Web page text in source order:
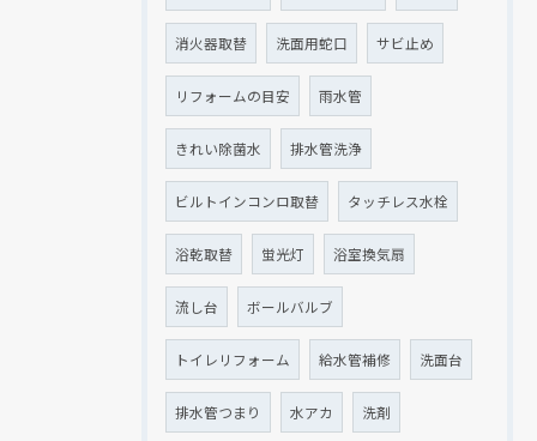
消火器取替 洗面用蛇口 サビ止め
リフォームの目安 雨水管
きれい除菌水 排水管洗浄
ビルトインコンロ取替 タッチレス水栓
浴乾取替 蛍光灯 浴室換気扇
流し台 ボールバルブ
トイレリフォーム 給水管補修 洗面台
排水管つまり 水アカ 洗剤